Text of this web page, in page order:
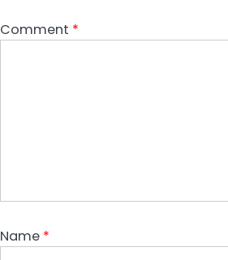
Comment *
Name *